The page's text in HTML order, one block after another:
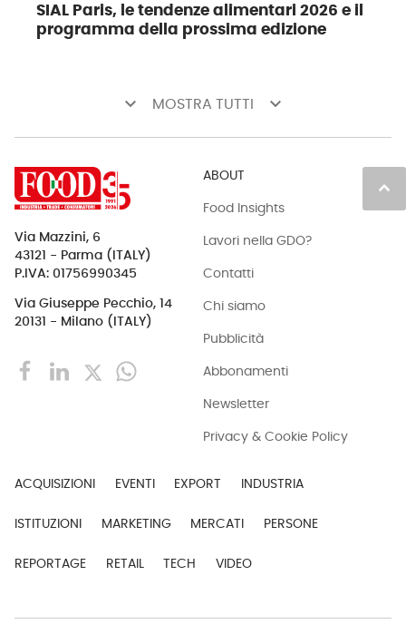
SIAL Paris, le tendenze alimentari 2026 e il
programma della prossima edizione
keyboard_arrow_down MOSTRA TUTTI keyboard_arrow_down
keyboard_arrow_up
Via Mazzini, 6
43121 - Parma (ITALY)
P.IVA: 01756990345
Via Giuseppe Pecchio, 14
20131 - Milano (ITALY)
ABOUT
Food Insights
Lavori nella GDO?
Contatti
Chi siamo
Pubblicità
Abbonamenti
Newsletter
Privacy & Cookie Policy
ACQUISIZIONI EVENTI EXPORT INDUSTRIA
ISTITUZIONI MARKETING MERCATI PERSONE
REPORTAGE RETAIL TECH VIDEO